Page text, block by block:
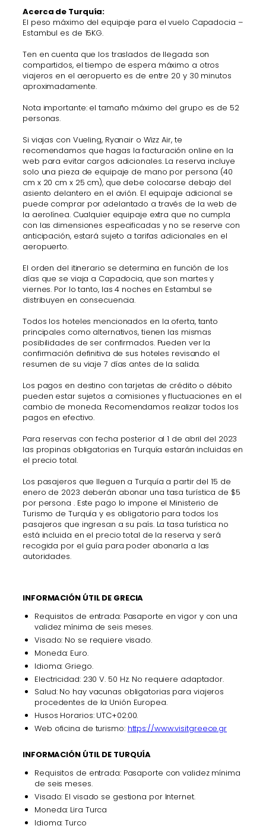
Acerca de Turquía:
El peso máximo del equipaje para el vuelo Capadocia –
Estambul es de 15KG.
Ten en cuenta que los traslados de llegada son
compartidos, el tiempo de espera máximo a otros
viajeros en el aeropuerto es de entre 20 y 30 minutos
aproximadamente.
Nota importante: el tamaño máximo del grupo es de 52
personas.
Si viajas con Vueling, Ryanair o Wizz Air, te
recomendamos que hagas la facturación online en la
web para evitar cargos adicionales. La reserva incluye
solo una pieza de equipaje de mano por persona (40
cm x 20 cm x 25 cm), que debe colocarse debajo del
asiento delantero en el avión. El equipaje adicional se
puede comprar por adelantado a través de la web de
la aerolínea. Cualquier equipaje extra que no cumpla
con las dimensiones especificadas y no se reserve con
anticipación, estará sujeto a tarifas adicionales en el
aeropuerto.
El orden del itinerario se determina en función de los
días que se viaja a Capadocia, que son martes y
viernes. Por lo tanto, las 4 noches en Estambul se
distribuyen en consecuencia.
Todos los hoteles mencionados en la oferta, tanto
principales como alternativos, tienen las mismas
posibilidades de ser confirmados. Pueden ver la
confirmación definitiva de sus hoteles revisando el
resumen de su viaje 7 días antes de la salida.
Los pagos en destino con tarjetas de crédito o débito
pueden estar sujetos a comisiones y fluctuaciones en el
cambio de moneda. Recomendamos realizar todos los
pagos en efectivo.
Para reservas con fecha posterior al 1 de abril del 2023
las propinas obligatorias en Turquía estarán incluidas en
el precio total.
Los pasajeros que lleguen a Turquía a partir del 15 de
enero de 2023 deberán abonar una tasa turística de $5
por persona . Este pago lo impone el Ministerio de
Turismo de Turquía y es obligatorio para todos los
pasajeros que ingresan a su país. La tasa turística no
está incluida en el precio total de la reserva y será
recogida por el guía para poder abonarla a las
autoridades.
INFORMACIÓN ÚTIL DE GRECIA
Requisitos de entrada: Pasaporte en vigor y con una
validez mínima de seis meses.
Visado: No se requiere visado.
Moneda: Euro.
Idioma: Griego.
Electricidad: 230 V. 50 Hz. No requiere adaptador.
Salud: No hay vacunas obligatorias para viajeros
procedentes de la Unión Europea.
Husos Horarios: UTC+02:00.
Web oficina de turismo: https://www.visitgreece.gr
INFORMACIÓN ÚTIL DE TURQUÍA
Requisitos de entrada: Pasaporte con validez mínima
de seis meses.
Visado: El visado se gestiona por Internet.
Moneda: Lira Turca
Idioma: Turco